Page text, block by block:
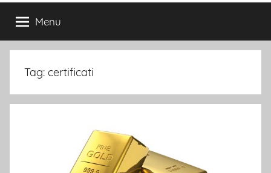
Menu
Tag: certificati